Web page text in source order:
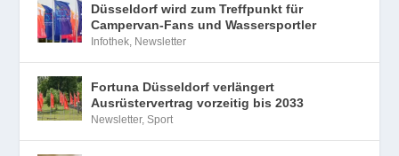
Düsseldorf wird zum Treffpunkt für
Campervan-Fans und Wassersportler
Infothek, Newsletter
Fortuna Düsseldorf verlängert
Ausrüstervertrag vorzeitig bis 2033
Newsletter,Sport